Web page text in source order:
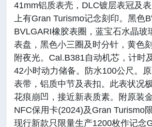
41mm铝质表壳，DLC镀层表冠及
上有Gran Turismo记念刻印。黑色
BVLGARI橡胶表圈，蓝宝石水晶玻
表盘，黑色小三圈及时分针，黄色
附夜光。Cal.B381自动机芯，计时
42小时动力储备。防水100公尺。
表带，铝质中节及表扣。此表状况
花痕崩凹，接近新表质素。附原装
NFC保用卡(2024)及Gran Turismo
现行新款只限量生产1200枚作记念